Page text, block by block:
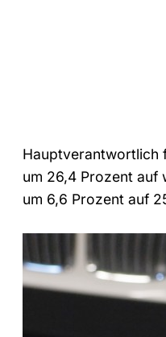
Hauptverantwortlich
um 26,4 Prozent auf
um 6,6 Prozent auf